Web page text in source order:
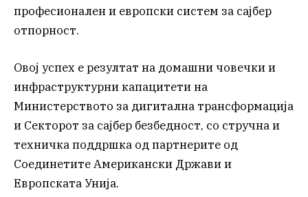
професионален и европски систем за сајбер
отпорност.
Овој успех е резултат на домашни човечки и
инфраструктурни капацитети на
Министерството за дигитална трансформација
и Секторот за сајбер безбедност, со стручна и
техничка поддршка од партнерите од
Соединетите Американски Држави и
Европската Унија.